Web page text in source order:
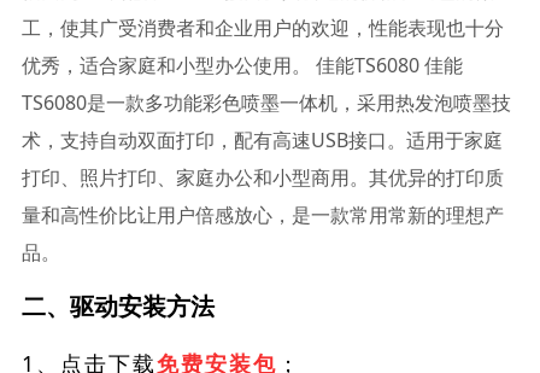
工，使其广受消费者和企业用户的欢迎，性能表现也十分
优秀，适合家庭和小型办公使用。 佳能TS6080 佳能
TS6080是一款多功能彩色喷墨一体机，采用热发泡喷墨技
术，支持自动双面打印，配有高速USB接口。适用于家庭
打印、照片打印、家庭办公和小型商用。其优异的打印质
量和高性价比让用户倍感放心，是一款常用常新的理想产
品。
二、驱动安装方法
1、点击下载免费安装包 ；